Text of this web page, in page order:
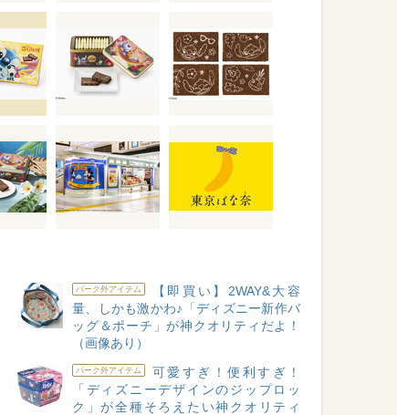
パーク外アイテム
【即買い】2WAY&大容
量、しかも激かわ♪「ディズニー新作バ
ッグ＆ポーチ」が神クオリティだよ！
（画像あり）
パーク外アイテム
可愛すぎ！便利すぎ！
「ディズニーデザインのジップロッ
ク」が全種そろえたい神クオリティ